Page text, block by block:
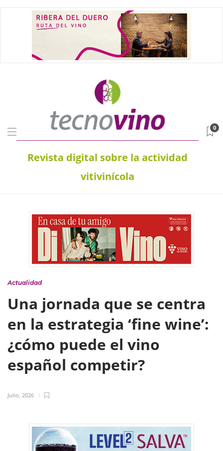
Revista digital sobre la actividad
vitivinícola
0
Actualidad
Una jornada que se centra
en la estrategia ‘fine wine’:
¿cómo puede el vino
español competir?
Julio, 2026